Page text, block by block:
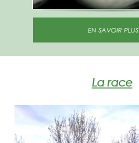
EN SAVOIR PLUS
La race